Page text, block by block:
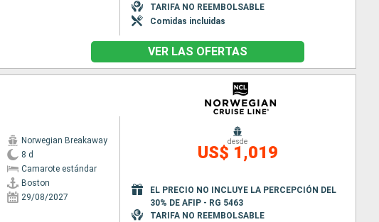
TARIFA NO REEMBOLSABLE
Comidas incluidas
VER LAS OFERTAS
Norwegian Breakaway
8 d
Camarote estándar
Boston
29/08/2027
desde
US$ 1,019
EL PRECIO NO INCLUYE LA PERCEPCIÓN DEL
30% DE AFIP - RG 5463
TARIFA NO REEMBOLSABLE